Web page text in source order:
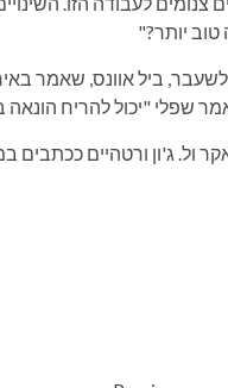
יותר?"
ביל אוונס, שאמר
אמר שפלי "יכול להריח
ול. ג'ון ורטהיים